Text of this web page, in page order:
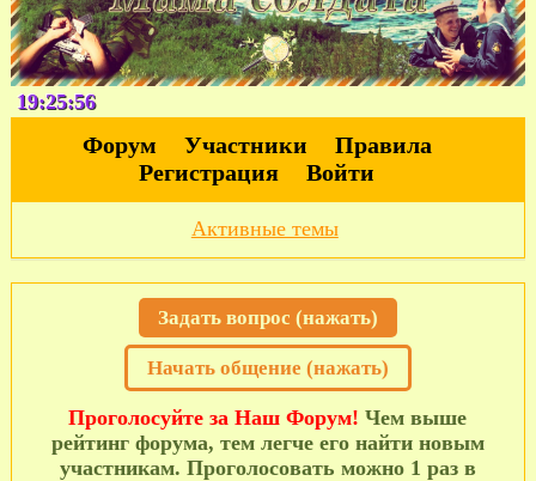
19:25:56
Форум Участники
Правила
Регистрация
Войти
Активные темы
Задать вопрос (нажать)
Начать общение (нажать)
Проголосуйте за Наш Форум! Чем выше
рейтинг форума, тем легче его найти новым
участникам. Проголосовать можно 1 раз в